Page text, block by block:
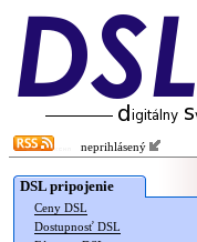
neprihlásený
DSL pripojenie
Ceny DSL
Dostupnosť DSL